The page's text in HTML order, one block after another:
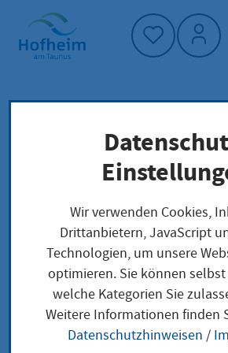
Startseite"
Dienstleistung-Finder
Verwaltungsstruktur
Anschrift
Wir verwenden Cookies,
Drittanbietern, JavaScript
Technologien, um unsere
optimieren. Sie können
welche Kategorien Sie
Weitere Informationen finden
Datenschutzhinweisen /